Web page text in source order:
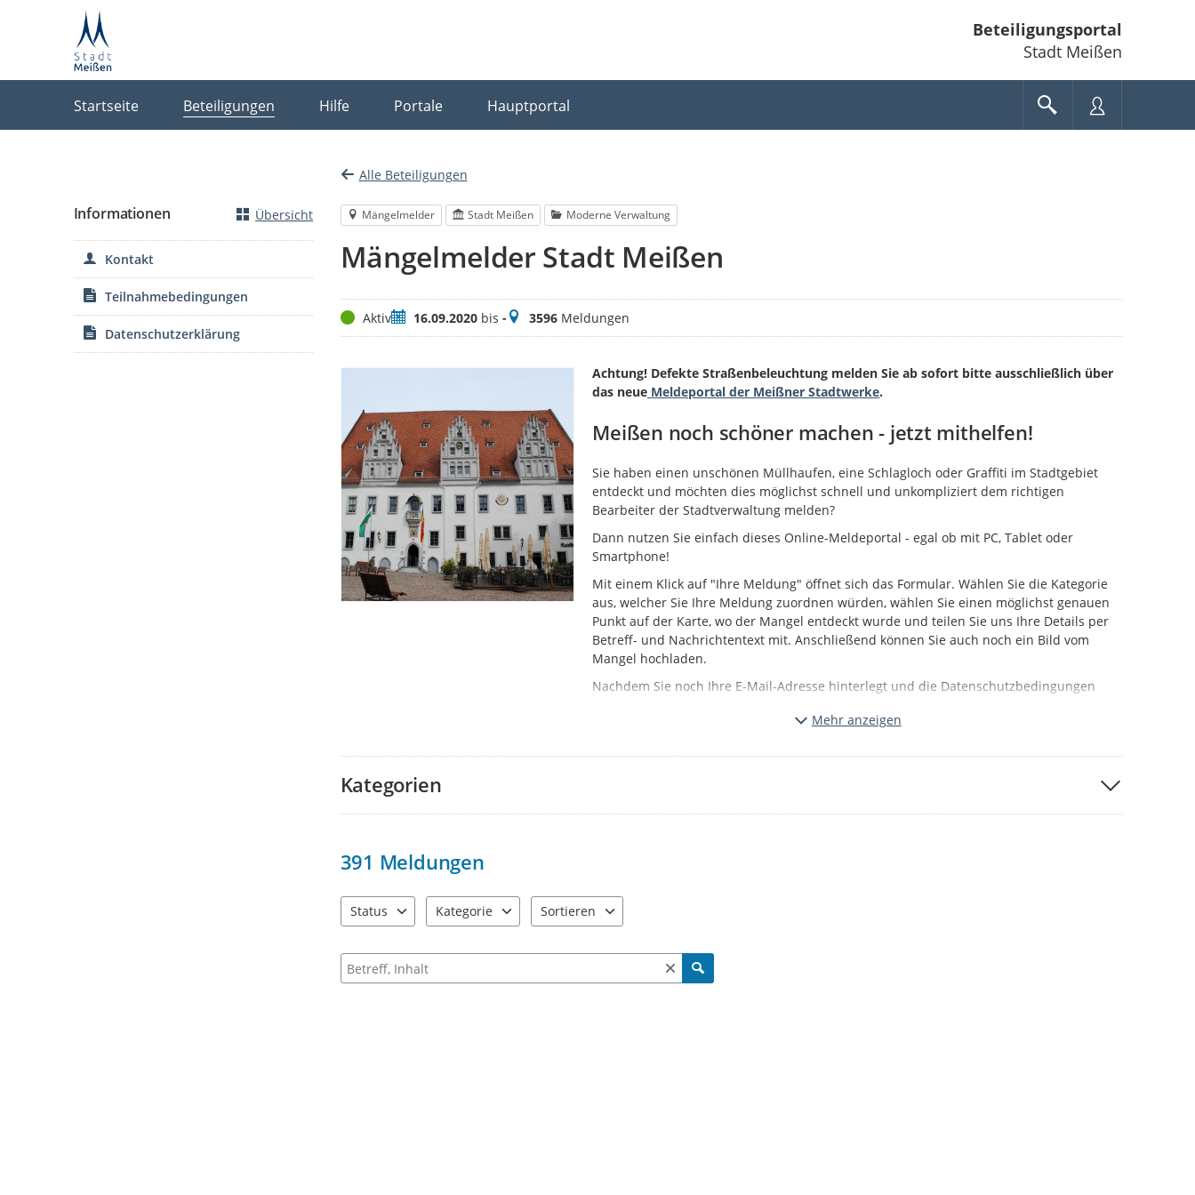
Beteiligungsportal
Stadt Meißen
Startseite Beteiligungen Hilfe Portale Hauptportal
Alle Beteiligungen
Mängelmelder Stadt Meißen Moderne Verwaltung
Mängelmelder Stadt Meißen
StatusAktivZeitraum
16.09.2020bis -Meldungen
3596Meldungen
Achtung! Defekte Straßenbeleuchtung melden Sie ab sofort bitte ausschließlich über
das neue Meldeportal der Meißner Stadtwerke.
Meißen noch schöner machen - jetzt mithelfen!
Sie haben einen unschönen Müllhaufen, eine Schlagloch oder Graffiti im Stadtgebiet
entdeckt und möchten dies möglichst schnell und unkompliziert dem richtigen
Bearbeiter der Stadtverwaltung melden?
Dann nutzen Sie einfach dieses Online-Meldeportal - egal ob mit PC, Tablet oder
Smartphone!
Mit einem Klick auf "Ihre Meldung" öffnet sich das Formular. Wählen Sie die Kategorie
aus, welcher Sie Ihre Meldung zuordnen würden, wählen Sie einen möglichst genauen
Punkt auf der Karte, wo der Mangel entdeckt wurde und teilen Sie uns Ihre Details per
Betreff- und Nachrichtentext mit. Anschließend können Sie auch noch ein Bild vom
Mangel hochladen.
Nachdem Sie noch Ihre E-Mail-Adresse hinterlegt und die Datenschutzbedingungen
schnellstmöglich der Bearbeitung Ihrer Meldung annehmen.
Wir behalten uns vor, beleidigende, nicht der Sache dienende Meldungen zu schließen.
Mehr anzeigen
Kategorien
391 Meldungen
Status
Kategorie
Sortieren
Suche nach Meldungen und Kommentaren
Informationen Übersicht
Kontakt
Teilnahmebedingungen
Datenschutzerklärung